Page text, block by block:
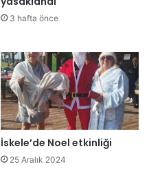
3 hafta önce
İskele’de Noel etkinliği
25 Aralık 2024